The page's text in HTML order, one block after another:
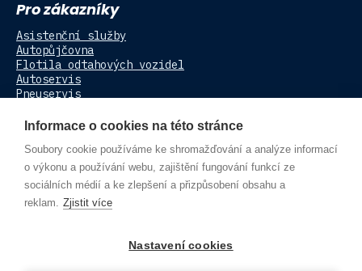
Pro zákazníky
Asistenční služby
Autopůjčovna
Flotila odtahových vozidel
Autoservis
Pneuservis
DALŠÍ NAŠE WEBY
Autobazar Velké Poříčí
Autovrakoviště Vik
Informace o cookies na této stránce
Soubory cookie používáme ke shromažďování a analýze informací
o výkonu a používání webu, zajištění fungování funkcí ze
sociálních médií a ke zlepšení a přizpůsobení obsahu a
reklam. Zjistit více
Nastavení cookies